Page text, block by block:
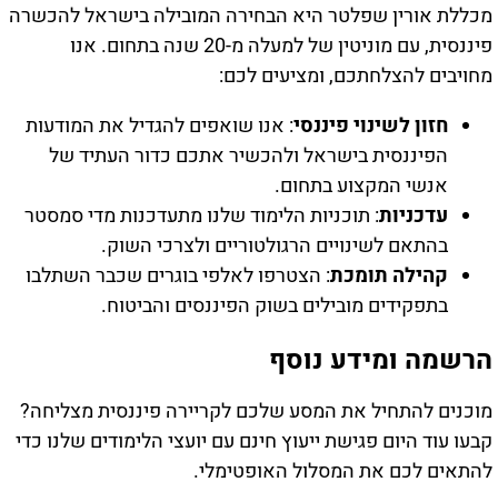
מכללת אורין שפלטר היא הבחירה המובילה בישראל להכשרה
פיננסית, עם מוניטין של למעלה מ-20 שנה בתחום. אנו
מחויבים להצלחתכם, ומציעים לכם:
חזון לשינוי פיננסי: אנו שואפים להגדיל את המודעות
הפיננסית בישראל ולהכשיר אתכם כדור העתיד של
אנשי המקצוע בתחום.
עדכניות: תוכניות הלימוד שלנו מתעדכנות מדי סמסטר
בהתאם לשינויים הרגולטוריים ולצרכי השוק.
קהילה תומכת: הצטרפו לאלפי בוגרים שכבר השתלבו
בתפקידים מובילים בשוק הפיננסים והביטוח.
הרשמה ומידע נוסף
מוכנים להתחיל את המסע שלכם לקריירה פיננסית מצליחה?
קבעו עוד היום פגישת ייעוץ חינם עם יועצי הלימודים שלנו כדי
להתאים לכם את המסלול האופטימלי.